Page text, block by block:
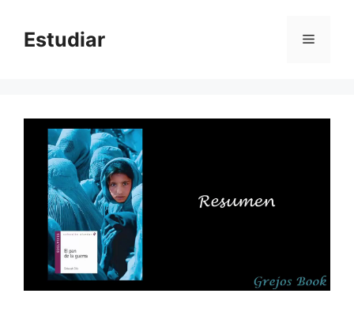
contentEstudiar Menu